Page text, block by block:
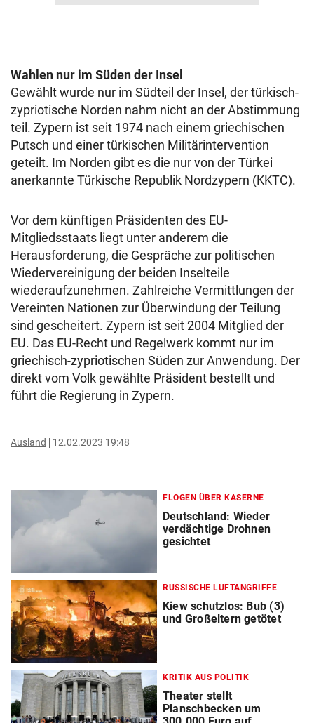
Wahlen nur im Süden der Insel
Gewählt wurde nur im Südteil der Insel, der türkisch-
zypriotische Norden nahm nicht an der Abstimmung
teil. Zypern ist seit 1974 nach einem griechischen
Putsch und einer türkischen Militärintervention
geteilt. Im Norden gibt es die nur von der Türkei
anerkannte Türkische Republik Nordzypern (KKTC).
Vor dem künftigen Präsidenten des EU-
Mitgliedsstaats liegt unter anderem die
Herausforderung, die Gespräche zur politischen
Wiedervereinigung der beiden Inselteile
wiederaufzunehmen. Zahlreiche Vermittlungen der
Vereinten Nationen zur Überwindung der Teilung
sind gescheitert. Zypern ist seit 2004 Mitglied der
EU. Das EU-Recht und Regelwerk kommt nur im
griechisch-zypriotischen Süden zur Anwendung. Der
direkt vom Volk gewählte Präsident bestellt und
führt die Regierung in Zypern.
Ausland 12.02.2023 19:48
FLOGEN ÜBER KASERNE
Deutschland: Wieder
verdächtige Drohnen
gesichtet
RUSSISCHE LUFTANGRIFFE
Kiew schutzlos: Bub (3)
und Großeltern getötet
KRITIK AUS POLITIK
Theater stellt
Planschbecken um